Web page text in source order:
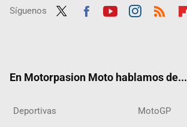
Síguenos
En Motorpasion Moto hablamos de...
Deportivas MotoGP